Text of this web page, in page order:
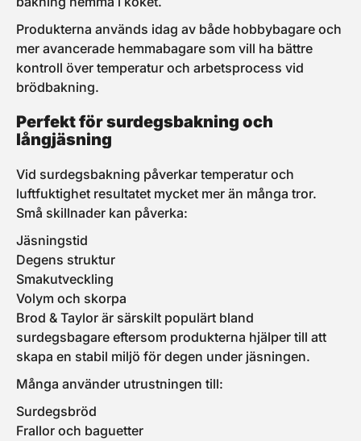
Produkterna används idag av både hobbybagare och
mer avancerade hemmabagare som vill ha bättre
kontroll över temperatur och arbetsprocess vid
brödbakning.
Perfekt för surdegsbakning och
långjäsning
Vid surdegsbakning påverkar temperatur och
luftfuktighet resultatet mycket mer än många tror.
Små skillnader kan påverka:
Jäsningstid
Degens struktur
Smakutveckling
Volym och skorpa
Brod & Taylor är särskilt populärt bland
surdegsbagare eftersom produkterna hjälper till att
skapa en stabil miljö för degen under jäsningen.
Många använder utrustningen till:
Surdegsbröd
Frallor och baguetter